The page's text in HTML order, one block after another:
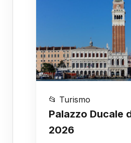
📂 Turismo
Palazzo Ducale
2026